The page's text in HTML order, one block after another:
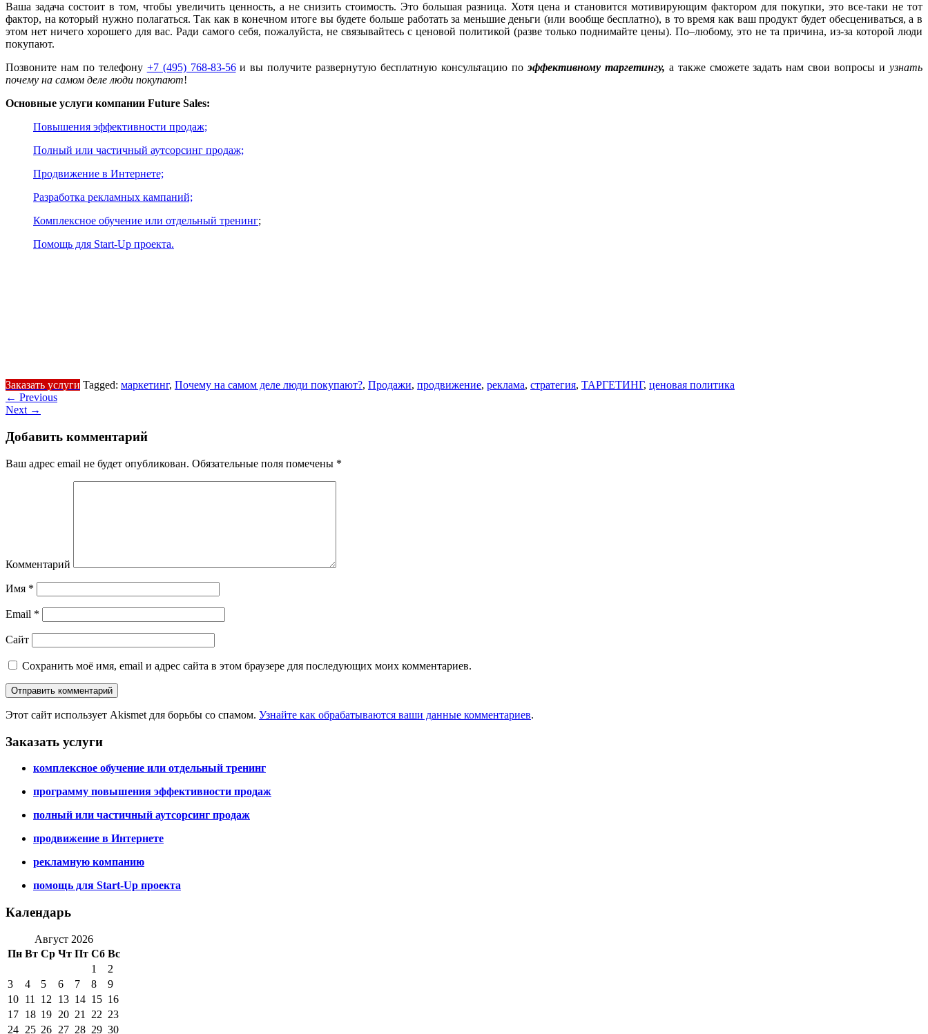
Ваша задача состоит в том, чтобы увеличить ценность, а не снизить стоимость. Это большая разница. Хотя цена и становится мотивирующим фактором для покупки, это все-таки не тот
фактор, на который нужно полагаться. Так как в конечном итоге вы будете больше работать за меньшие деньги (или вообще бесплатно), в то время как ваш продукт будет обесцениваться, а в
этом нет ничего хорошего для вас. Ради самого себя, пожалуйста, не связывайтесь с ценовой политикой (разве только поднимайте цены). По–любому, это не та причина, из-за которой люди
покупают.
Позвоните нам по телефону +7 (495) 768-83-56и вы получите развернутую бесплатную консультацию поэффективному таргетингу, а также сможете задать нам свои вопросы и узнать
почему на самом деле люди покупают!
Основные услуги компании Future Sales:
Повышения эффективности продаж;
Полный или частичный аутсорсинг продаж;
Продвижение в Интернете;
Разработка рекламных кампаний;
Комплексное обучение или отдельный тренинг;
Помощь для Start-Up проекта.
Заказать услуги Tagged: маркетинг, Почему на самом деле люди покупают?, Продажи, продвижение, реклама, стратегия, ТАРГЕТИНГ, ценовая политика
← Previous
Next →
Добавить комментарий
Ваш адрес email не будет опубликован. Обязательные поля помечены *
Комментарий
Имя *
Email *
Сайт
Сохранить моё имя, email и адрес сайта в этом браузере для последующих моих комментариев.
Этот сайт использует Akismet для борьбы со спамом. Узнайте как обрабатываются ваши данные комментариев.
Заказать услуги
комплексное обучение или отдельный тренинг
программу повышения эффективности продаж
полный или частичный аутсорсинг продаж
продвижение в Интернете
рекламную компанию
помощь для Start-Up проекта
Календарь
Август 2026
Пн Вт Ср Чт Пт Сб Вс
1
2
3
4 5 6 7 8
9
10 11 12 13 14 15 16
17 18 19 20 21 22 23
24 25 26 27 28 29 30